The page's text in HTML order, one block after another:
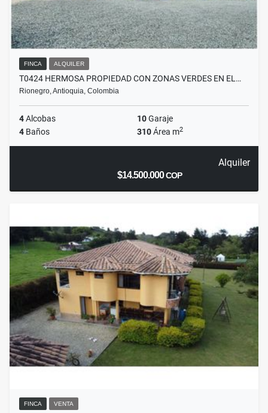
FINCA ALQUILER
T0424 HERMOSA PROPIEDAD CON ZONAS VERDES EN EL…
Rionegro, Antioquia, Colombia
4Alcobas 10Garaje
4 Baños 310Área m2
Alquiler
$14.500.000COP
FINCA VENTA